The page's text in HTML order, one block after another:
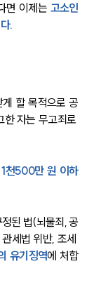
면 이제는 고소인
.
할 목적으로 공
한 자는 무고죄로
천500만 원 이하
된 법(뇌물죄, 공
세법 위반, 조세
유기징역에 처합